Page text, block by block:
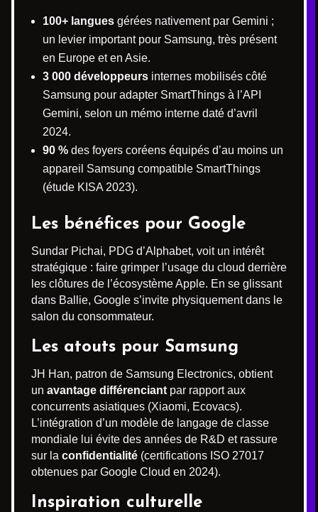
100+ langues gérées nativement par Gemini ;
un levier important pour Samsung, très présent
en Europe et en Asie.
3 000 développeurs internes mobilisés côté
Samsung pour adapter SmartThings à l’API
Gemini, selon un mémo interne daté d’avril
2024.
90 % des foyers coréens équipés d’au moins un
appareil Samsung compatible SmartThings
(étude KISA 2023).
Les bénéfices pour Google
Sundar Pichai, PDG d’Alphabet, voit un intérêt
stratégique : faire grimper l’usage du cloud derrière
les clôtures de l’écosystème Apple. En se glissant
dans Ballie, Google s’invite physiquement dans le
salon du consommateur.
Les atouts pour Samsung
JH Han, patron de Samsung Electronics, obtient
un avantage différenciant par rapport aux
concurrents asiatiques (Xiaomi, Ecovacs).
L’intégration d’un modèle de langage de classe
mondiale lui évite des années de R&D et rassure
sur la confidentialité (certifications ISO 27017
obtenues par Google Cloud en 2024).
Inspiration culturelle